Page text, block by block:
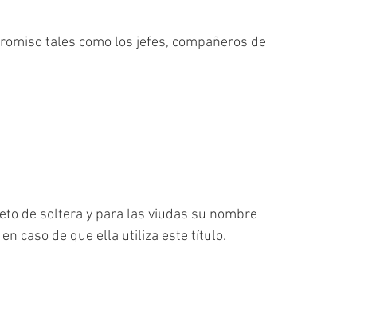
tales como los jefes, compañeros de
de soltera y para las viudas su nombre
caso de que ella utiliza este título.